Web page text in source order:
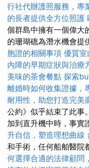
行社代辦護照服務，專
的長者提供全方位照護
個群島中擁有一個偉大
的珊瑚礁為潛水機會提
胞證的相關事項 優質
內障的早期症狀與治療
美味的茶會餐點 探索
離婚時如何收集證據，
耐用性，助您打造完美
公約》似乎結束了此事
加到直升機中時，事實
升自信，塑造理想曲線
和手術，任何船舶醫院
何選擇合適的法律顧問